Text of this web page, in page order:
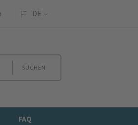
DE
SUCHEN
FAQ